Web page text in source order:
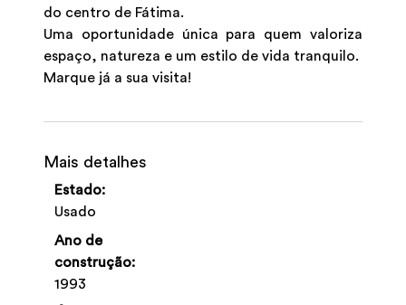
do centro de Fátima.
Uma oportunidade única para quem valoriza
espaço, natureza e um estilo de vida tranquilo.
Marque já a sua visita!
Mais detalhes
Estado:
Usado
Ano de
construção:
1993